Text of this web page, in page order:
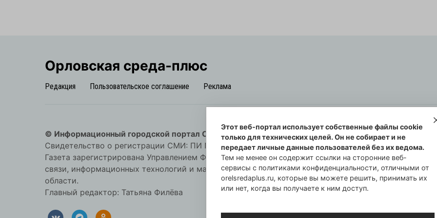
Орловская cреда-плюс
Редакция Пользовательское соглашение Реклама
© Информационный городской портал Орловская cреда-плюс, 2021-2026
Свидетельство о регистрации СМИ: ПИ №57-00254 от 29 октября 2013 г.
Газета зарегистрирована Управлением Федеральной службы по надзору в сфере
связи, информационных технологий и массовых коммуникаций по Орловской
области.
Главный редактор: Татьяна Филёва
Этот веб-портал использует собственные файлы cookie
только для технических целей. Он не собирает и не
передает личные данные пользователей без их ведома.
Тем не менее он содержит ссылки на сторонние веб-
сервисы с политиками конфиденциальности, отличными от
orelsredaplus.ru, которые вы можете решить, принимать их
или нет, когда вы получаете к ним доступ.